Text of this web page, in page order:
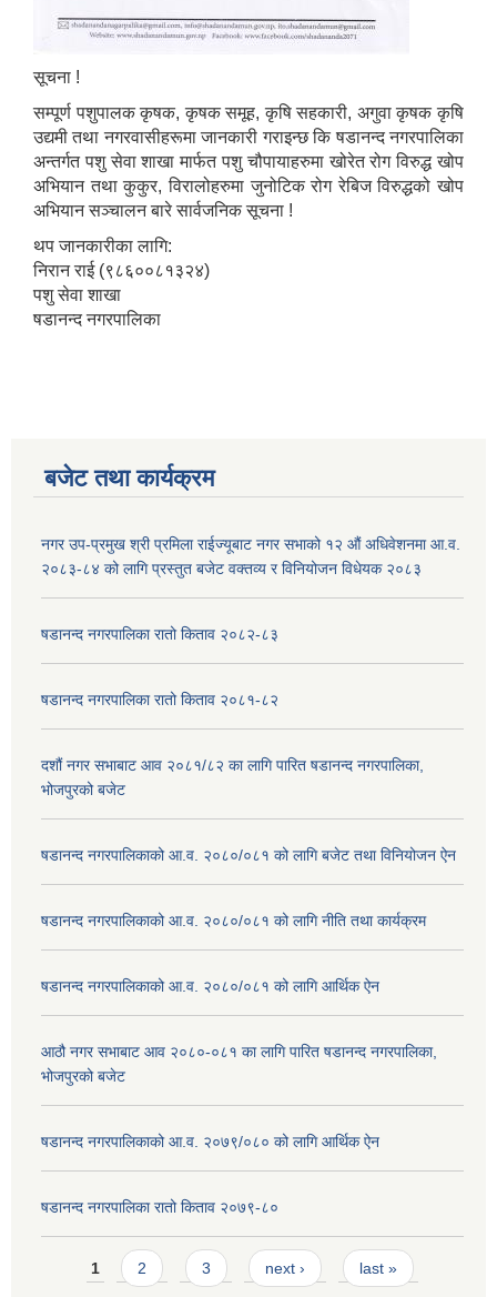
सूचना !
सम्पूर्ण पशुपालक कृषक, कृषक समूह, कृषि सहकारी, अगुवा कृषक कृषि
उद्यमी तथा नगरवासीहरूमा जानकारी गराइन्छ कि षडानन्द नगरपालिका
अन्तर्गत पशु सेवा शाखा मार्फत पशु चौपायाहरुमा खोरेत रोग विरुद्ध खोप
अभियान तथा कुकुर, विरालोहरुमा जुनोटिक रोग रेबिज विरुद्धको खोप
अभियान सञ्चालन बारे सार्वजनिक सूचना !
थप जानकारीका लागि:
निरान राई (९८६००८१३२४)
पशु सेवा शाखा
षडानन्द नगरपालिका
बजेट तथा कार्यक्रम
नगर उप-प्रमुख श्री प्रमिला राईज्यूबाट नगर सभाको १२ ‍औं अधिवेशनमा आ.व.
२०८३-८४ को लागि प्रस्तुत बजेट वक्तव्य र विनियोजन विधेयक २०८३
षडानन्द नगरपालिका रातो किताव २०८२-८३
षडानन्द नगरपालिका रातो किताव २०८१-८२
दशौं नगर सभाबाट आव २०८१/८२ का लागि पारित षडानन्द नगरपालिका,
भोजपुरको बजेट
षडानन्द नगरपालिकाको आ.व. २०८०/०८१ को लागि बजेट तथा विनियोजन ऐन
षडानन्द नगरपालिकाको आ.व. २०८०/०८१ को लागि नीति तथा कार्यक्रम
षडानन्द नगरपालिकाको आ.व. २०८०/०८१ को लागि आर्थिक ऐन
आठौ नगर सभाबाट आव २०८०-०८१ का लागि पारित षडानन्द नगरपालिका,
भोजपुरको बजेट
षडानन्द नगरपालिकाको आ.व. २०७९/०८० को लागि आर्थिक ऐन
षडानन्द नगरपालिका रातो किताव २०७९-८०
Pages
1 2 3 next › last »